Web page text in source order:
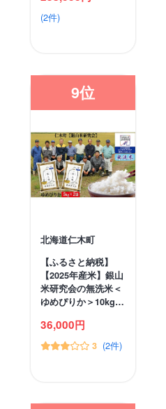
(2件)
9位
北海道仁木町
【ふるさと納税】
【2025年産米】銀山
米研究会の無洗米＜
ゆめぴりか＞10kg…
36,000円
3 (2件)